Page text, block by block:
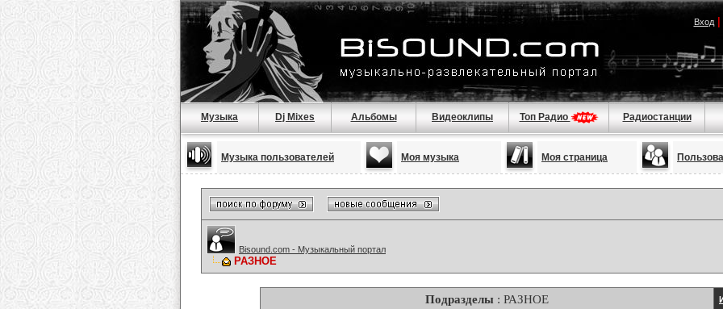
Вход|
Музыка Dj Mixes Альбомы Видеоклипы Топ Радио Радиостанции
Музыка пользователей Моя музыка Моя страница
Bisound.com - Музыкальный портал
РАЗНОЕ
Подразделы : РАЗНОЕ